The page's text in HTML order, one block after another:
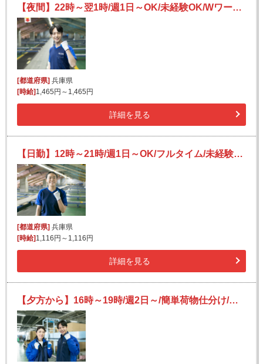
【夜間】22時～翌1時/週1日～OK/未経験OK/Wワークにも/宅配便の仕分け
[都道府県] 兵庫県
[時給] 1,465円～1,465円
詳細を見る
【日勤】12時～21時/週1日～OK/フルタイム/未経験OK/宅配便の仕分け★
[都道府県]兵庫県
[時給]1,116円～1,116円
詳細を見る
【夕方から】16時～19時/週2日～/簡単荷物仕分け/短時間/日払い可(規定有)/副業歓迎